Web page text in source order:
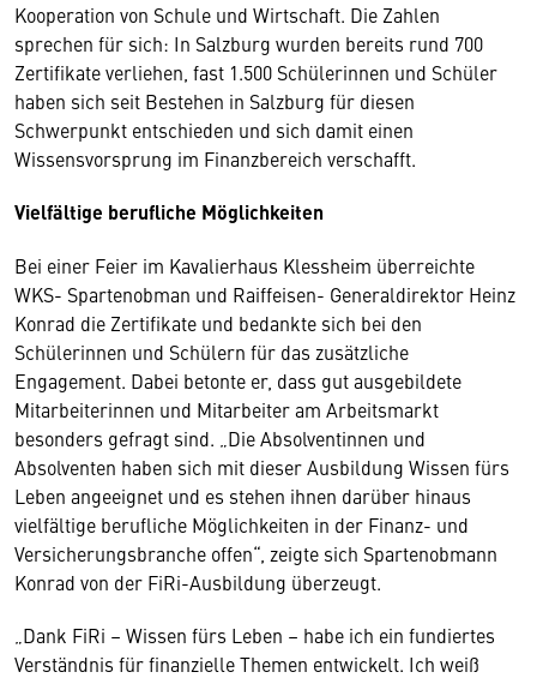
Kooperation von Schule und Wirtschaft. Die Zahlen
sprechen für sich: In Salzburg wurden bereits rund 700
Zertifikate verliehen, fast 1.500 Schülerinnen und Schüler
haben sich seit Bestehen in Salzburg für diesen
Schwerpunkt entschieden und sich damit einen
Wissensvorsprung im Finanzbereich verschafft.
Vielfältige berufliche Möglichkeiten
Bei einer Feier im Kavalierhaus Klessheim überreichte
WKS- Spartenobman und Raiffeisen- Generaldirektor Heinz
Konrad die Zertifikate und bedankte sich bei den
Schülerinnen und Schülern für das zusätzliche
Engagement. Dabei betonte er, dass gut ausgebildete
Mitarbeiterinnen und Mitarbeiter am Arbeitsmarkt
besonders gefragt sind. „Die Absolventinnen und
Absolventen haben sich mit dieser Ausbildung Wissen fürs
Leben angeeignet und es stehen ihnen darüber hinaus
vielfältige berufliche Möglichkeiten in der Finanz- und
Versicherungsbranche offen“, zeigte sich Spartenobmann
Konrad von der FiRi-Ausbildung überzeugt.
„Dank FiRi – Wissen fürs Leben – habe ich ein fundiertes
Verständnis für finanzielle Themen entwickelt. Ich weiß